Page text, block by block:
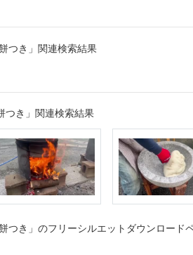
つき」関連検索結果
つき」関連検索結果
つき」のフリーシルエットダウンロー